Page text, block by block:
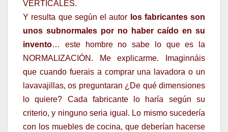
VERTICALES.
Y resulta que según el autor los fabricantes son
unos subnormales por no haber caído en su
invento… este hombre no sabe lo que es la
NORMALIZACIÓN. Me explicarme. Imaginnáis
que cuando fuerais a comprar una lavadora o un
lavavajillas, os preguntaran ¿De qué dimensiones
lo quiere? Cada fabricante lo haría según su
criterio, y ninguno seria igual. Lo mismo sucedería
con los muebles de cocina, que deberían hacerse